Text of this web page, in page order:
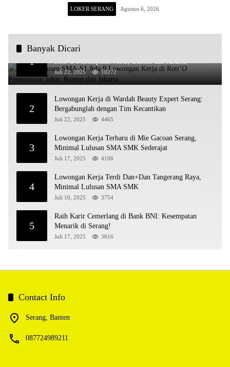
LOKER SERANG Agustus 6, 2026
Banyak Dicari
1
Untuk Lulusan SMA-S1 Ada 9 Lowongan Kerja di
Roti’O Penempatan Jabar, Banten dan Jakarta
Juli 22, 2025 10272
2
Lowongan Kerja di Wardah Beauty Expert Serang:
Bergabunglah dengan Tim Kecantikan
Juli 22, 2025 4465
3
Lowongan Kerja Terbaru di Mie Gacoan Serang,
Minimal Lulusan SMA SMK Sederajat
Juli 17, 2025 4106
4
Lowongan Kerja Terdi Dan+Dan Tangerang Raya,
Minimal Lulusan SMA SMK
Juli 10, 2025 3754
5
Raih Karir Cemerlang di Bank BNI: Kesempatan
Menarik di Serang!
Juli 17, 2025 3616
Contact Info
Serang, Banten
087724989211